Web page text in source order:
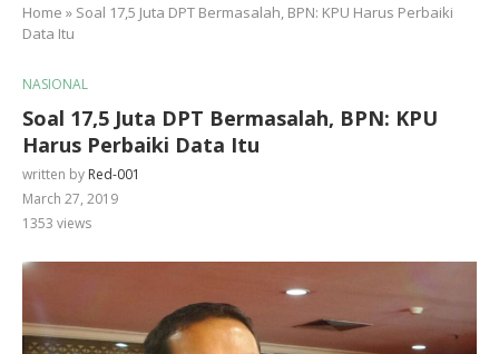
Home » Soal 17,5 Juta DPT Bermasalah, BPN: KPU Harus Perbaiki
Data Itu
NASIONAL
Soal 17,5 Juta DPT Bermasalah, BPN: KPU
Harus Perbaiki Data Itu
written by Red-001
March 27, 2019
1353 views